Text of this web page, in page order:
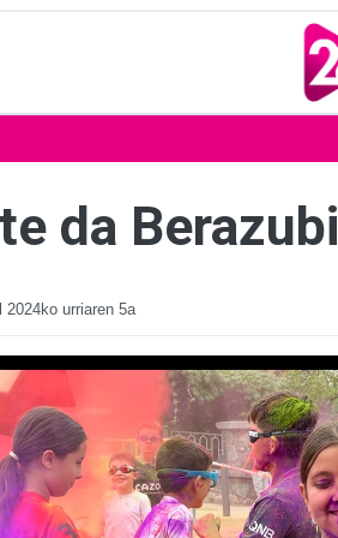
da Berazubi
2024ko urriaren 5a